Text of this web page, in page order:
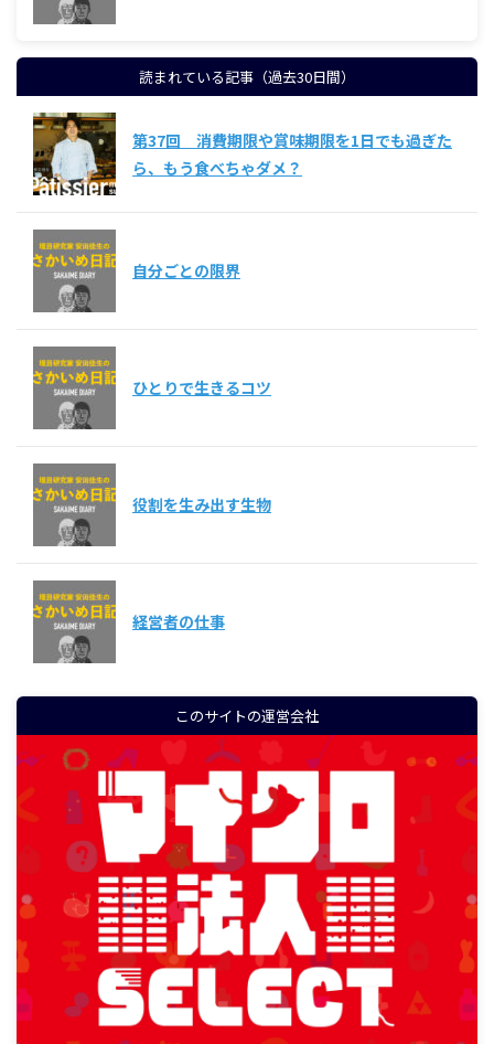
読まれている記事（過去30日間）
第37回 消費期限や賞味期限を1日でも過ぎた
ら、もう食べちゃダメ？
自分ごとの限界
ひとりで生きるコツ
役割を生み出す生物
経営者の仕事
このサイトの運営会社